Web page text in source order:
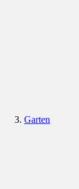
Garten